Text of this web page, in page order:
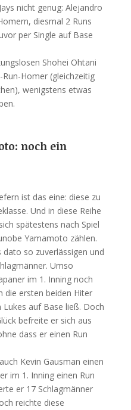
nicht genug: Alejandro
diesmal 2 Runs
per Single auf Base
Shohei Ohtani
Homer (gleichzeitig
wenigstens etwas
noch ein
ist das eine: diese zu
Und in diese Reihe
spätestens nach Spiel
Yamamoto zählen.
so zuverlässigen und
Umso
im 1. Inning noch
die ersten beiden Hiter
auf Base ließ. Doch
befreite er sich aus
dass er einen Run
Kevin Gausman einen
im 1. Inning einen Run
er 17 Schlagmänner
reichte diese